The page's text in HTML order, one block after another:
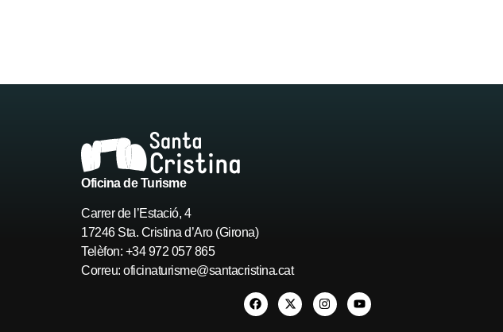
Oficina de Turisme
Carrer de l’Estació, 4
17246 Sta. Cristina d’Aro (Girona)
Telèfon: +34 972 057 865
Correu: oficinaturisme@santacristina.cat